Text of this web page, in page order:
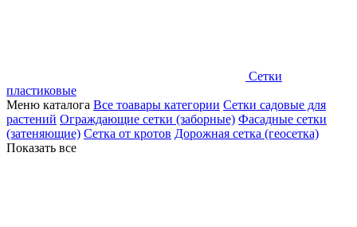
Сетки
пластиковые
Меню каталога Все тоавары категории Сетки садовые для
растений Ограждающие сетки (заборные) Фасадные сетки
(затеняющие) Сетка от кротов Дорожная сетка (геосетка)
Показать все